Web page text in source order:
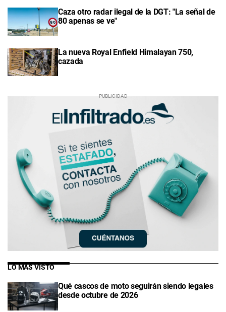
Caza otro radar ilegal de la DGT: "La señal de
80 apenas se ve"
La nueva Royal Enfield Himalayan 750,
cazada
LO MÁS VISTO
Qué cascos de moto seguirán siendo legales
desde octubre de 2026